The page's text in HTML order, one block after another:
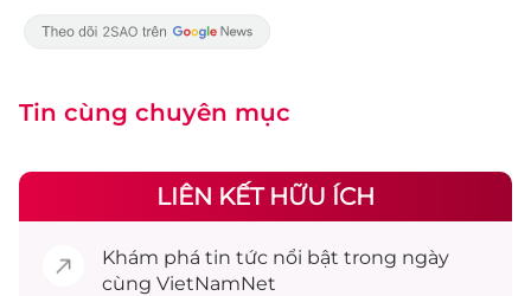
Tin cùng chuyên mục
LIÊN KẾT HỮU ÍCH
Khám phá tin tức nổi bật trong ngày
cùng VietNamNet